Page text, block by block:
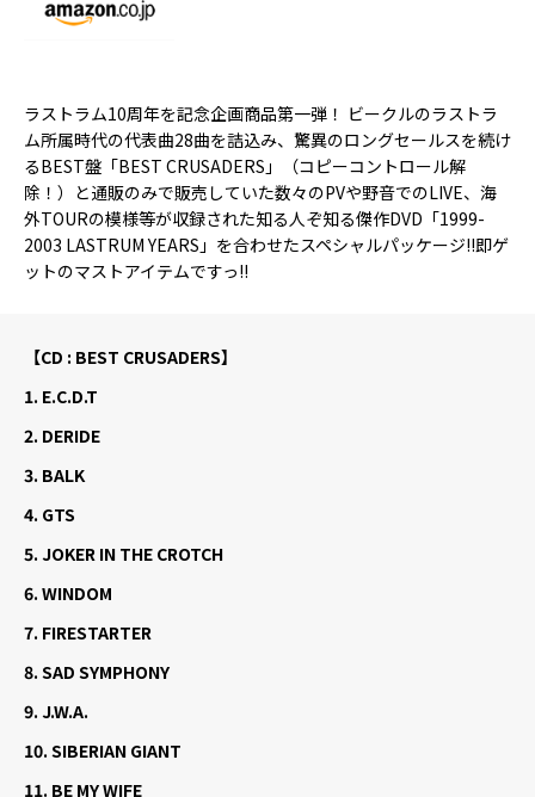
ラストラム10周年を記念企画商品第一弾！ ビークルのラストラ
ム所属時代の代表曲28曲を詰込み、驚異のロングセールスを続け
るBEST盤「BEST CRUSADERS」（コピーコントロール解
除！）と通販のみで販売していた数々のPVや野音でのLIVE、海
外TOURの模様等が収録された知る人ぞ知る傑作DVD「1999-
2003 LASTRUM YEARS」を合わせたスペシャルパッケージ!!即ゲ
ットのマストアイテムですっ!!
【CD : BEST CRUSADERS】
1. E.C.D.T
2. DERIDE
3. BALK
4. GTS
5. JOKER IN THE CROTCH
6. WINDOM
7. FIRESTARTER
8. SAD SYMPHONY
9. J.W.A.
10. SIBERIAN GIANT
11. BE MY WIFE